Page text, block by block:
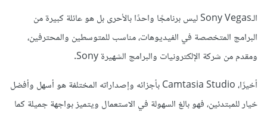
الـSony Vegas ليس برنامجًا واحدًا بالأحرى بل هو عائلة كبيرة من
البرامج المتخصصة في الفيديوهات، مناسب للمتوسطين والمحترفين،
ومقدم من شركة الإلكترونيات والبرامج الشهيرة Sony.
أخيرًا، Camtasia Studio بأجزائه وإصداراته المختلفة هو أسهل وأفضل
خيار للمبتدئين، فهو بالغ السهولة في الاستعمال ويتميز بواجهة جميلة كما